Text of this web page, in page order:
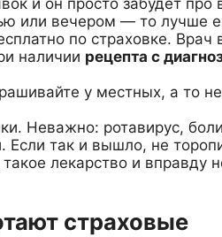
или вечером — то лучше
по страховке.
наличии рецепта с
у местных, а то
Неважно: ротавирус,
так и вышло, не
лекарство и вправду
страховые